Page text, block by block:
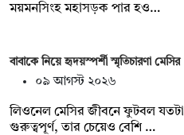
ময়মনসিংহ মহাসড়ক পার হও…
বাবাকে নিয়ে হৃদয়স্পর্শী স্মৃতিচারণা মেসির
০৯ আগস্ট ২০২৬
লিওনেল মেসির জীবনে ফুটবল যতটা
গুরুত্বপূর্ণ, তার চেয়েও বেশি …